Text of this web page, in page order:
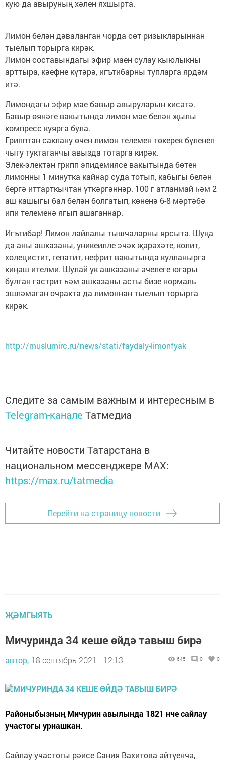
кую да авыруның хәлен яхшырта.
Лимон белән дәваланган чорда сөт ризыкларыннан
тыелып торырга кирәк.
Лимон составындагы эфир маен сулау кыюлыкны
арттыра, кәефне күтәрә, игътибарны тупларга ярдәм
итә.
Лимондагы эфир мае бавыр авыруларын кисәтә.
Бавыр өянәге вакытында лимон мае белән җылы
компресс куярга була.
Грипптан саклану өчен лимон телемен төкерек бүленеп
чыгу туктаганчы авызда тотарга кирәк.
Элек-электән грипп эпидемиясе вакытында бөтен
лимонны 1 минутка кайнар суда тотып, кабыгы белән
бергә иттарткычтан үткәргәннәр. 100 г атланмай һәм 2
аш кашыгы бал белән болгатып, көненә 6-8 мәртәбә
ипи телеменә ягып ашаганнар.
Игътибар! Лимон лайлалы тышчаларны ярсыта. Шуңа
да аны ашказаны, уникеилле эчәк җәрәхәте, колит,
холецистит, гепатит, нефрит вакытында кулланырга
киңәш ителми. Шулай ук ашказаны әчелеге югары
булган гастрит һәм ашказаны асты бизе нормаль
эшләмәгән очракта да лимоннан тыелып торырга
кирәк.
http://muslumirc.ru/news/stati/faydaly-limonfyak
Следите за самым важным и интересным в
Telegram-канале Татмедиа
Читайте новости Татарстана в
национальном мессенджере MАХ:
https://max.ru/tatmedia
Перейти на страницу новости
ҖӘМГЫЯТЬ
Мичуринда 34 кеше өйдә тавыш бирә
автор, 18 сентябрь 2021 - 12:13 645 0 0
Районыбызның Мичурин авылында 1821 нче сайлау
участогы урнашкан.
Сайлау участогы рәисе Сания Вахитова әйтүенчә,